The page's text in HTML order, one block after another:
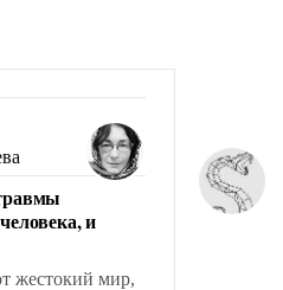
и
жестокий мир,